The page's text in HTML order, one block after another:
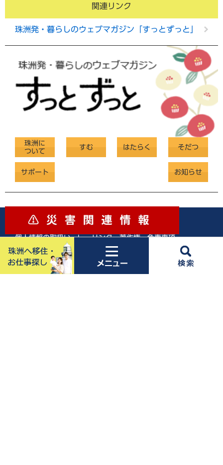
関連リンク
珠洲発・暮らしのウェブマガジン「すっとずっと」
珠洲に
ついて
すむ はたらく そだつ
サポート お知らせ
サイトマップ | アクセシビリティへの配慮
個人情報の取扱い| リンク・著作権・免責事項
珠洲市役所 法人番号2000020172057